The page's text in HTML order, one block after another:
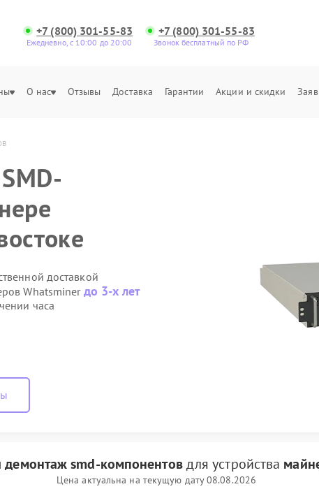
+7 (800) 301-55-83
Ежедневно, с 10:00 до 20:00
+7 (800) 301-55-83
Звонок бесплатный по РФ
О нас Отзывы Доставка Гарантии Акции и скидки
доставкой
Whatsminer до 3-х лет
часа
smd-компонентовдля устройства
Цена актуальна на текущую дату 08.08.2026